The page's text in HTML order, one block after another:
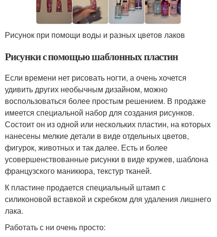
Рисунок при помощи воды и разных цветов лаков
Рисунки с помощью шаблонных пластин
Если времени нет рисовать ногти, а очень хочется
удивить других необычным дизайном, можно
воспользоваться более простым решением. В продаже
имеется специальной набор для создания рисунков.
Состоит он из одной или нескольких пластин, на которых
нанесены мелкие детали в виде отдельных цветов,
фигурок, животных и так далее. Есть и более
усовершенствованные рисунки в виде кружев, шаблона
французского маникюра, текстур тканей.
К пластине продается специальный штамп с
силиконовой вставкой и скребком для удаления лишнего
лака.
Работать с ни очень просто: